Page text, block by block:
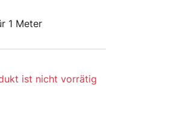
1 Meter
ist nicht vorrätig